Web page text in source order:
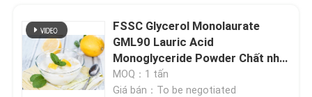
FSSC Glycerol Monolaurate
GML90 Lauric Acid
Monoglyceride Powder Chất nhũ
hóa cấp thực phẩm
MOQ：1 tấn
Giá bán：To be negotiated